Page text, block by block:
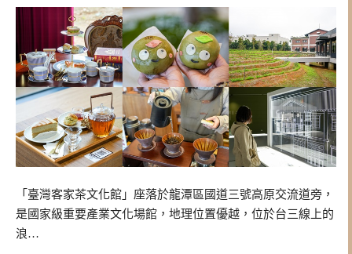
「臺灣客家茶文化館」座落於龍潭區國道三號高原交流道旁，
是國家級重要產業文化場館，地理位置優越，位於台三線上的
浪…